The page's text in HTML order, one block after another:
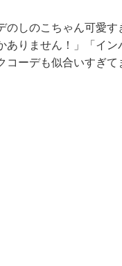
のしのこちゃん可愛
りません！」「イン
ーデも似合いすぎて